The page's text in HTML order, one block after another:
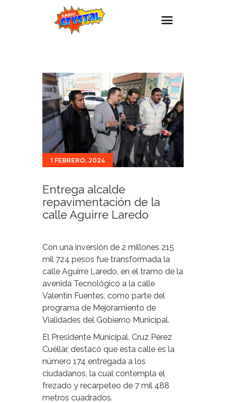
Estaciones
Eventos
Promociones
Noticias
Para ti
Contacto
1 FEBRERO, 2024
Entrega alcalde
repavimentación de la
calle Aguirre Laredo
Con una inversión de 2 millones 215
mil 724 pesos fue transformada la
calle Aguirre Laredo, en el tramo de la
avenida Tecnológico a la calle
Valentín Fuentes, como parte del
programa de Mejoramiento de
Vialidades del Gobierno Municipal.
El Presidente Municipal, Cruz Pérez
Cuéllar, destacó que esta calle es la
número 174 entregada a los
ciudadanos, la cual contempla el
frezado y recarpeteo de 7 mil 488
metros cuadrados.